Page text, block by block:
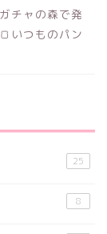
チャの森で発
いつものパン
25
8